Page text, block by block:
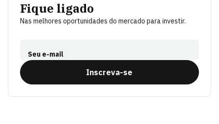
Fique ligado
Nas melhores oportunidades do mercado para investir.
Seu e-mail
Inscreva-se